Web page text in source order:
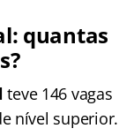
quantas
teve 146 vagas
nível superior.